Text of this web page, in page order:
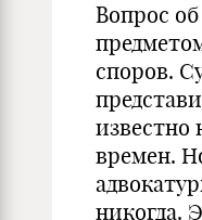
Вопрос
споров.
известно
времен.
никогда.